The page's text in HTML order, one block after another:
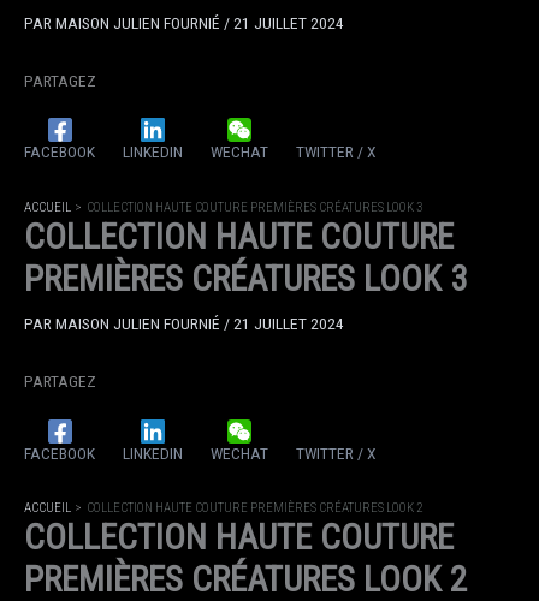
PAR MAISON JULIEN FOURNIÉ /21 JUILLET 2024
PARTAGEZ
FACEBOOK LINKEDIN WECHAT TWITTER / X
ACCUEIL COLLECTION HAUTE COUTURE PREMIÈRES CRÉATURES LOOK 3
COLLECTION HAUTE COUTURE
PREMIÈRES CRÉATURES LOOK 3
PAR MAISON JULIEN FOURNIÉ /21 JUILLET 2024
PARTAGEZ
FACEBOOK LINKEDIN WECHAT TWITTER / X
ACCUEIL COLLECTION HAUTE COUTURE PREMIÈRES CRÉATURES LOOK 2
COLLECTION HAUTE COUTURE
PREMIÈRES CRÉATURES LOOK 2